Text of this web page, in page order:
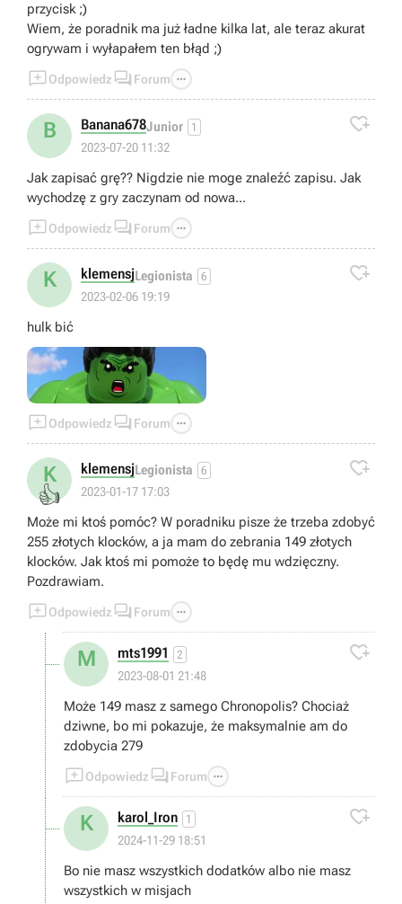
przycisk ;)
Wiem, że poradnik ma już ładne kilka lat, ale teraz akurat
ogrywam i wyłapałem ten błąd ;)
Odpowiedz  Forum 
B Banana678Junior 1
2023-07-20 11:32

Jak zapisać grę?? Nigdzie nie moge znaleźć zapisu. Jak
wychodzę z gry zaczynam od nowa...
Odpowiedz  Forum 
K klemensjLegionista 6
2023-02-06 19:19

hulk bić
Odpowiedz  Forum 
K
👍
klemensjLegionista 6
2023-01-17 17:03

Może mi ktoś pomóc? W poradniku pisze że trzeba zdobyć
255 złotych klocków, a ja mam do zebrania 149 złotych
klocków. Jak ktoś mi pomoże to będę mu wdzięczny.
Pozdrawiam.
Odpowiedz  Forum 
M mts1991 2
2023-08-01 21:48

Może 149 masz z samego Chronopolis? Chociaż
dziwne, bo mi pokazuje, że maksymalnie am do
zdobycia 279
Odpowiedz  Forum 
K karol_Iron 1
2024-11-29 18:51

Bo nie masz wszystkich dodatków albo nie masz
wszystkich w misjach